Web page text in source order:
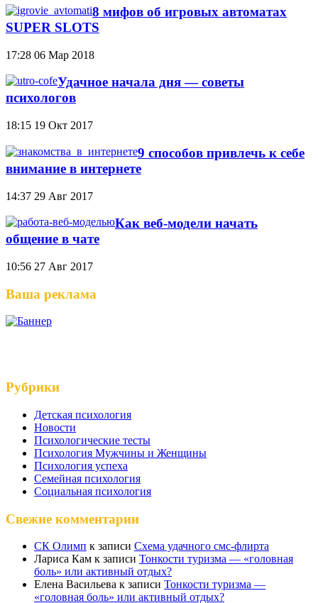
8 мифов об игровых автоматах
SUPER SLOTS
17:28 06 Мар 2018
Удачное начала дня — советы
психологов
18:15 19 Окт 2017
9 способов привлечь к себе
внимание в интернете
14:37 29 Авг 2017
Как веб-модели начать
общение в чате
10:56 27 Авг 2017
Ваша реклама
Рубрики
Детская психология
Новости
Психологические тесты
Психология Мужчины и Женщины
Психология успеха
Семейная психология
Социальная психология
Свежие комментарии
СК Олимп к записи Схема удачного смс-флирта
Лариса Кам к записи Тонкости туризма — «головная
боль» или активный отдых?
Елена Васильева к записи Тонкости туризма —
«головная боль» или активный отдых?